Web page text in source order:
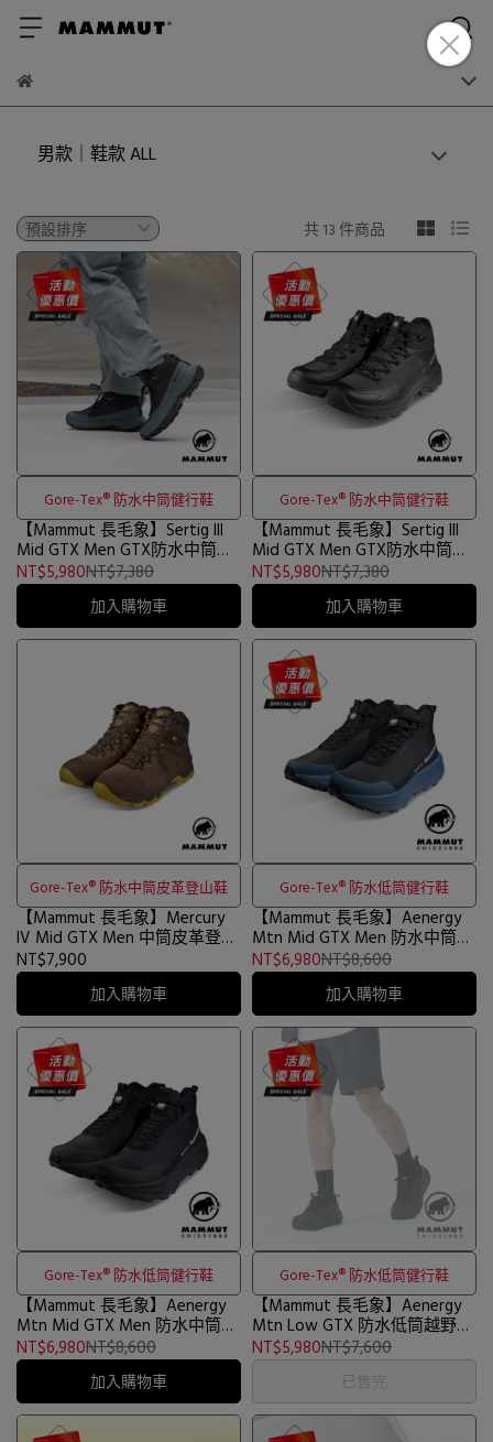
男款｜鞋款 ALL
共 13 件商品
Gore-Tex® 防水中筒健行鞋
【Mammut 長毛象】Sertig III
Mid GTX Men GTX防水中筒健
行鞋 輝長岩/地層灰藍 男款
#3030-05570
NT$5,980NT$7,380
加入購物車
Gore-Tex® 防水中筒健行鞋
【Mammut 長毛象】Sertig III
Mid GTX Men GTX防水中筒健
行鞋 黑色 男款 #3030-05570
NT$5,980NT$7,380
加入購物車
Gore-Tex® 防水中筒皮革登山鞋
【Mammut 長毛象】Mercury
IV Mid GTX Men 中筒皮革登山
鞋 沼地棕/琥珀綠 男款 #3030-
04711
NT$7,900
加入購物車
Gore-Tex® 防水低筒健行鞋
【Mammut 長毛象】Aenergy
Mtn Mid GTX Men 防水中筒健
行鞋 男款 黑/深地層灰藍
#3030-05320
NT$6,980NT$8,600
加入購物車
Gore-Tex® 防水低筒健行鞋
【Mammut 長毛象】Aenergy
Mtn Mid GTX Men 防水中筒健
行鞋 男款 黑/深鋼鐵灰 #3030-
05320
NT$6,980NT$8,600
加入購物車
Gore-Tex® 防水低筒健行鞋
【Mammut 長毛象】Aenergy
Mtn Low GTX 防水低筒越野健
行鞋 男款 黑/深鋼鐵灰 #3030-
05300
NT$5,980NT$7,600
已售完